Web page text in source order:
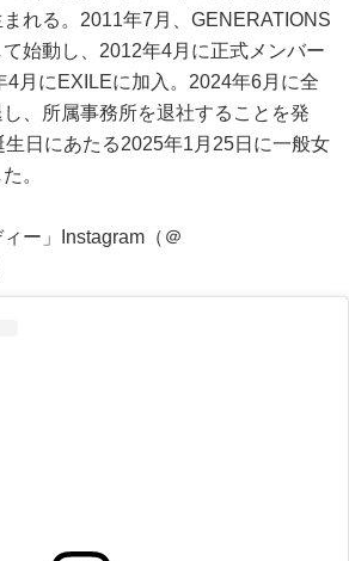
れる。2011年7月、GENERATIONS
始動し、2012年4月に正式メンバー
4月にEXILEに加入。2024年6月に全
、所属事務所を退社することを発
日にあたる2025年1月25日に一般女
。
ー」Instagram（＠